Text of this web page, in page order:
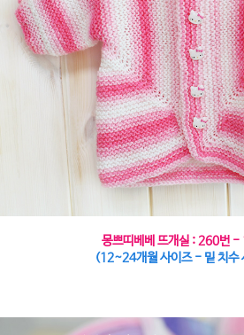
몽쁘띠베베 뜨개실 : 260번
(12~24개월 사이즈 - 밑 치수